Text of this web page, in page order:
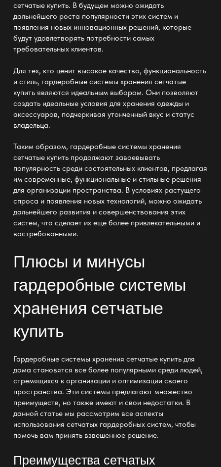
сетчатые купить. В будущем можно ожидать
дальнейшего роста популярности этих систем и
появления новых инновационных решений, которые
будут удовлетворять потребности самых
требовательных клиентов.
Для тех, кто ценит высокое качество, функциональность
и стиль, гардеробные системы хранения сетчатые
купить являются идеальным выбором. Они позволяют
создать идеальные условия для хранения одежды и
аксессуаров, подчеркивая утонченный вкус и статус
владельца.
Таким образом, гардеробные системы хранения
сетчатые купить продолжают завоевывать
популярность среди состоятельных клиентов, предлагая
им современные, функциональные и стильные решения
для организации пространства. В условиях растущего
спроса и появления новых технологий, можно ожидать
дальнейшего развития и совершенствования этих
систем, что сделает их еще более привлекательными и
востребованными.
Плюсы и минусы
гардеробные системы
хранения сетчатые
купить
Гардеробные системы хранения сетчатые купить для
дома становятся все более популярными среди людей,
стремящихся к организации и оптимизации своего
пространства. Эти системы предлагают множество
преимуществ, но также имеют и свои недостатки. В
данной статье мы рассмотрим все аспекты
использования сетчатых гардеробных систем, чтобы
помочь вам принять взвешенное решение.
Преимущества сетчатых